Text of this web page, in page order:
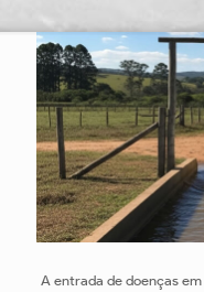
A entrada de doenças